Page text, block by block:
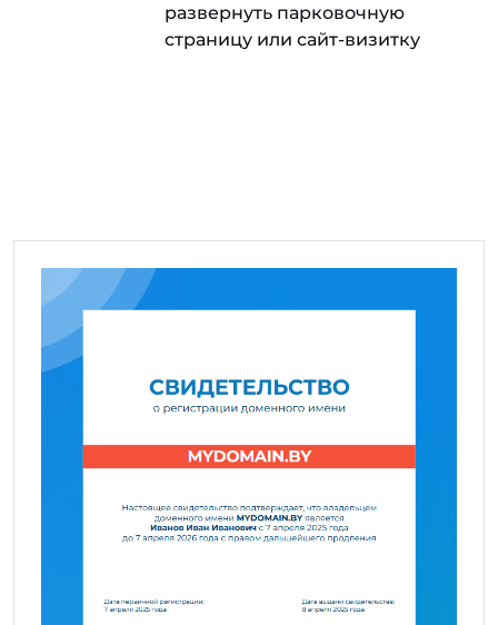
развернуть парковочную
страницу или сайт-визитку